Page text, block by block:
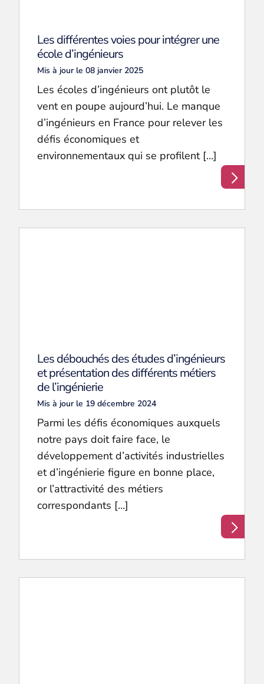
Les différentes voies pour intégrer une
école d’ingénieurs
Mis à jour le 08 janvier 2025
Les écoles d’ingénieurs ont plutôt le
vent en poupe aujourd’hui. Le manque
d’ingénieurs en France pour relever les
défis économiques et
environnementaux qui se profilent […]
Les débouchés des études d’ingénieurs
et présentation des différents métiers
de l’ingénierie
Mis à jour le 19 décembre 2024
Parmi les défis économiques auxquels
notre pays doit faire face, le
développement d’activités industrielles
et d’ingénierie figure en bonne place,
or l’attractivité des métiers
correspondants […]